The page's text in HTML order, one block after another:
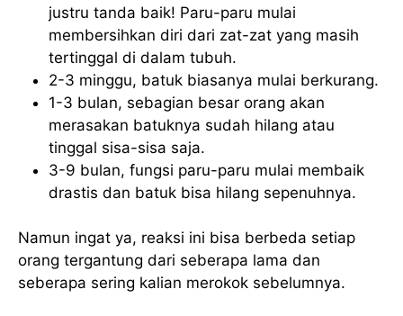
justru tanda baik! Paru-paru mulai
membersihkan diri dari zat-zat yang masih
tertinggal di dalam tubuh.
2-3 minggu, batuk biasanya mulai berkurang.
1-3 bulan, sebagian besar orang akan
merasakan batuknya sudah hilang atau
tinggal sisa-sisa saja.
3-9 bulan, fungsi paru-paru mulai membaik
drastis dan batuk bisa hilang sepenuhnya.
Namun ingat ya, reaksi ini bisa berbeda setiap
orang tergantung dari seberapa lama dan
seberapa sering kalian merokok sebelumnya.